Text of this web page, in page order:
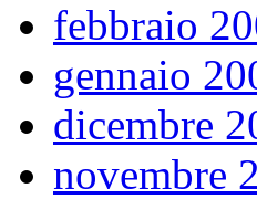
febbraio
gennaio
dicembre
novembre